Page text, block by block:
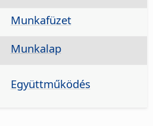
Munkafüzet
Munkalap
Együttműködés